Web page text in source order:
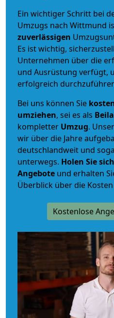
Ein wichtiger Schritt bei
Umzugs nach Wittmund
zuverlässigen
Es ist wichtig,
Unternehmen über die
und Ausrüstung verfügt,
erfolgreich
Bei uns können Sie
umziehen, sei es als
kompletter Umzug.
wir über die Jahre
deutschlandweit und
unterwegs. Holen Sie
Angebote und erhalten
Überblick über die
Kostenlose